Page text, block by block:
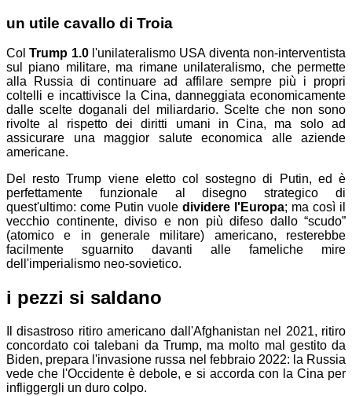
un utile cavallo di Troia
ColTrump 1.0l'unilateralismo USA diventa non-interventista
sul piano militare, ma rimane unilateralismo, che permette
alla Russia di continuare ad affilare sempre più i propri
coltelli e incattivisce la Cina, danneggiata economicamente
dalle scelte doganali del miliardario. Scelte che non sono
rivolte al rispetto dei diritti umani in Cina, ma solo ad
assicurare una maggior salute economica alle aziende
americane.
Del resto Trump viene eletto col sostegno di Putin, ed è
perfettamente funzionale al disegno strategico di
quest'ultimo: come Putin vuole dividere l'Europa; ma così il
vecchio continente, diviso e non più difeso dallo “scudo”
(atomico e in generale militare) americano, resterebbe
facilmente sguarnito davanti alle fameliche mire
dell'imperialismo neo-sovietico.
i pezzi si saldano
Il disastroso ritiro americano dall'Afghanistan nel 2021, ritiro
concordato coi talebani da Trump, ma molto mal gestito da
Biden, prepara l'invasione russa nel febbraio 2022: la Russia
vede che l'Occidente è debole, e si accorda con la Cina per
infliggergli un duro colpo.